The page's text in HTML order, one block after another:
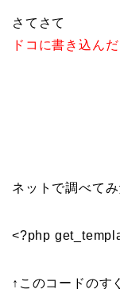
さてさて
ドコに書き込ん
ネットで調べてみ
<?php
↑このコードのす